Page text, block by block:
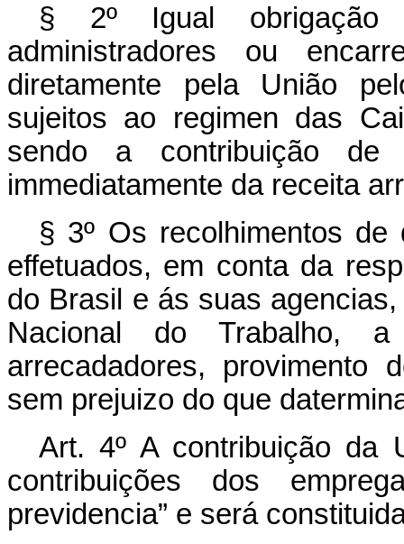
§ 2º Igual obrigação
administradores ou
diretamente pela União
sujeitos ao regimen das
sendo a contribuição
immediatamente da receita
§ 3º Os recolhimentos
effetuados, em conta da
do Brasil e ás suas
Nacional do Trabalho, a
arrecadadores, provimento
sem prejuizo do que
Art. 4º A contribuição da
contribuições dos
previdencia” e será